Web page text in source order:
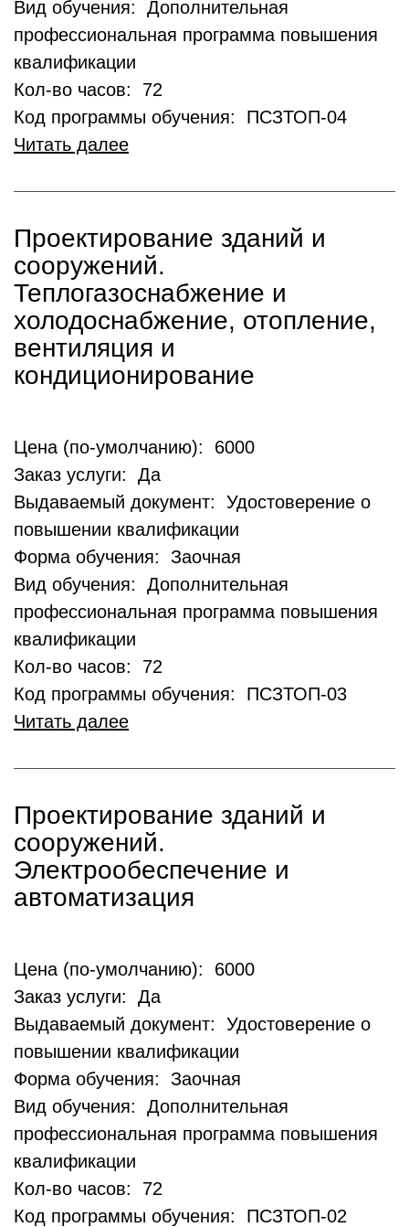
Вид обучения: Дополнительная
профессиональная программа повышения
квалификации
Кол-во часов: 72
Код программы обучения: ПСЗТОП-04
Читать далее
Проектирование зданий и
сооружений.
Теплогазоснабжение и
холодоснабжение, отопление,
вентиляция и
кондиционирование
Цена (по-умолчанию): 6000
Заказ услуги: Да
Выдаваемый документ: Удостоверение о
повышении квалификации
Форма обучения: Заочная
Вид обучения: Дополнительная
профессиональная программа повышения
квалификации
Кол-во часов: 72
Код программы обучения: ПСЗТОП-03
Читать далее
Проектирование зданий и
сооружений.
Электрообеспечение и
автоматизация
Цена (по-умолчанию): 6000
Заказ услуги: Да
Выдаваемый документ: Удостоверение о
повышении квалификации
Форма обучения: Заочная
Вид обучения: Дополнительная
профессиональная программа повышения
квалификации
Кол-во часов: 72
Код программы обучения: ПСЗТОП-02